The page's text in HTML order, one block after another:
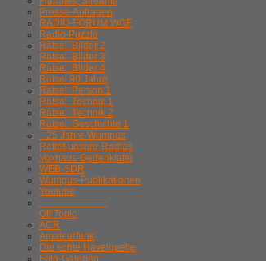
Presse-Anfragen
RADIO-FORUM WGF
Radio-Puzzle
Rätsel. Bilder 2
Rätsel. Bilder 3
Rätsel. Bilder 4
Rätsel 90 Jahre
Rätsel. Person 1
Rätsel. Technik 1
Rätsel. Technik 2
Rätsel. Geschichte 1
.. 25 Jahre Wumpus
Rettet-unsere-Radios
Voxhaus-Gedenktafel
WEB-SDR
Wumpus-Publikationen
Youtube
---------------------
Off Topic
ACR
Amateurfunk
Die echte Havelquelle
Foto-Galerien